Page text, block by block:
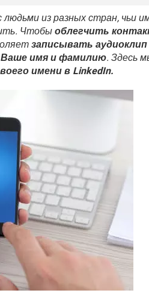
из разных стран, чьи
Чтобы облегчить
записывать аудиоклип
Ваше имя и фамилию. Здесь
имени в LinkedIn.